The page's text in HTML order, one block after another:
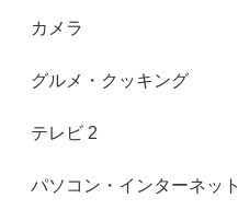
カメラ
グルメ・クッキング
テレビ 2
パソコン・インターネット